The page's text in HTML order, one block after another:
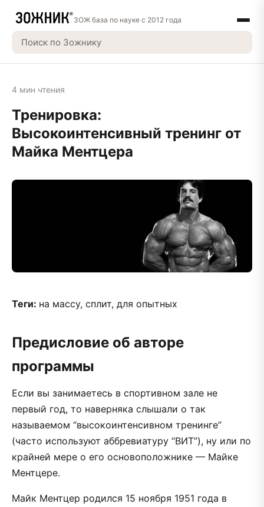
ЗОЖ база по науке с 2012 года
4 мин чтения
Тренировка:
Высокоинтенсивный тренинг от
Майка Ментцера
Теги: на массу, сплит, для опытных
Предисловие об авторе
программы
Если вы занимаетесь в спортивном зале не
первый год, то наверняка слышали о так
называемом “высокоинтенсивном тренинге”
(часто используют аббревиатуру “ВИТ”), ну или по
крайней мере о его основоположнике — Майке
Ментцере.
Майк Ментцер родился 15 ноября 1951 года в